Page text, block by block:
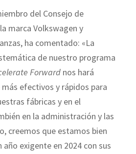
del Consejo de
marca Volkswagen y
ha comentado: «La
de nuestro programa
Forward nos hará
efectivos y rápidos para
fábricas y en el
en la administración y las
creemos que estamos bien
año exigente en 2024 con sus